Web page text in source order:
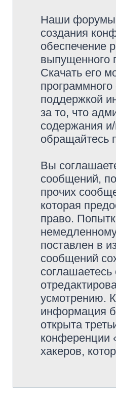
Наши форумы
создания
обеспечение
выпущенного
Скачать его
поддержкой
за то, что
содержания
обращайтесь
Вы
сообщений,
прочих
которая
право.
поставлен в
сообщений
усмотрению.
информация
открыта
конференции
хакеров,